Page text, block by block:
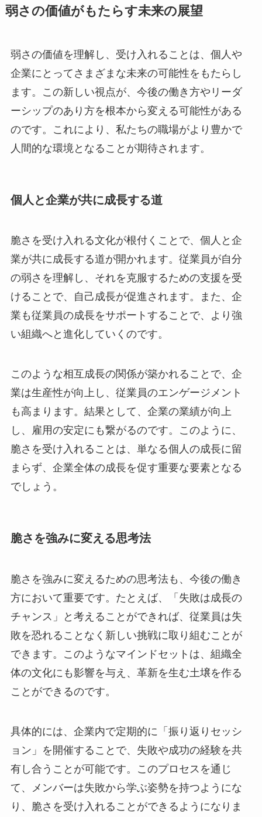
弱さの価値がもたらす未来の展望
弱さの価値を理解し、受け入れることは、個人や
企業にとってさまざまな未来の可能性をもたらし
ます。この新しい視点が、今後の働き方やリーダ
ーシップのあり方を根本から変える可能性がある
のです。これにより、私たちの職場がより豊かで
人間的な環境となることが期待されます。
個人と企業が共に成長する道
脆さを受け入れる文化が根付くことで、個人と企
業が共に成長する道が開かれます。従業員が自分
の弱さを理解し、それを克服するための支援を受
けることで、自己成長が促進されます。また、企
業も従業員の成長をサポートすることで、より強
い組織へと進化していくのです。
このような相互成長の関係が築かれることで、企
業は生産性が向上し、従業員のエンゲージメント
も高まります。結果として、企業の業績が向上
し、雇用の安定にも繋がるのです。このように、
脆さを受け入れることは、単なる個人の成長に留
まらず、企業全体の成長を促す重要な要素となる
でしょう。
脆さを強みに変える思考法
脆さを強みに変えるための思考法も、今後の働き
方において重要です。たとえば、「失敗は成長の
チャンス」と考えることができれば、従業員は失
敗を恐れることなく新しい挑戦に取り組むことが
できます。このようなマインドセットは、組織全
体の文化にも影響を与え、革新を生む土壌を作る
ことができるのです。
具体的には、企業内で定期的に「振り返りセッシ
ョン」を開催することで、失敗や成功の経験を共
有し合うことが可能です。このプロセスを通じ
て、メンバーは失敗から学ぶ姿勢を持つようにな
り、脆さを受け入れることができるようになりま